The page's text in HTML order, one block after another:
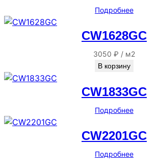
Подробнее
CW1628GC
3050 ₽ / м2
В корзину
CW1833GC
Подробнее
CW2201GC
Подробнее